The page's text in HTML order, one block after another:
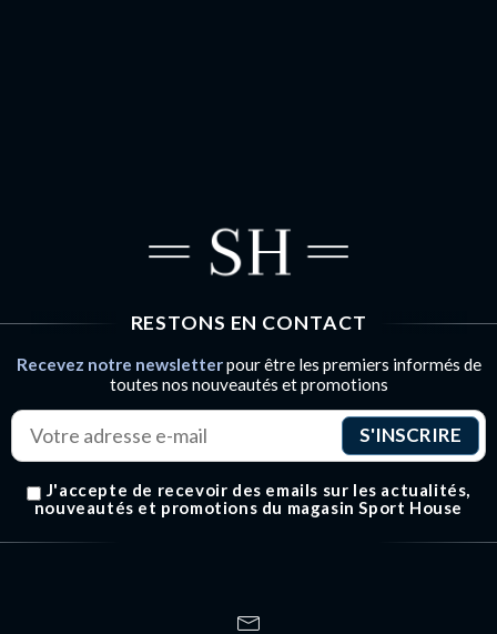
RESTONS EN CONTACT
Recevez notre newsletterpour être les premiers informés de
toutes nos nouveautés et promotions
J'accepte de recevoir des emails sur les actualités,
nouveautés et promotions du magasin Sport House